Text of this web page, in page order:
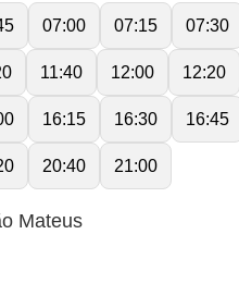
07:00 07:15 07:30
11:40 12:00 12:20
16:15 16:30 16:45
20:40 21:00
Mateus